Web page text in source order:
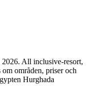
All inclusive-resort,
områden, priser och
Hurghada